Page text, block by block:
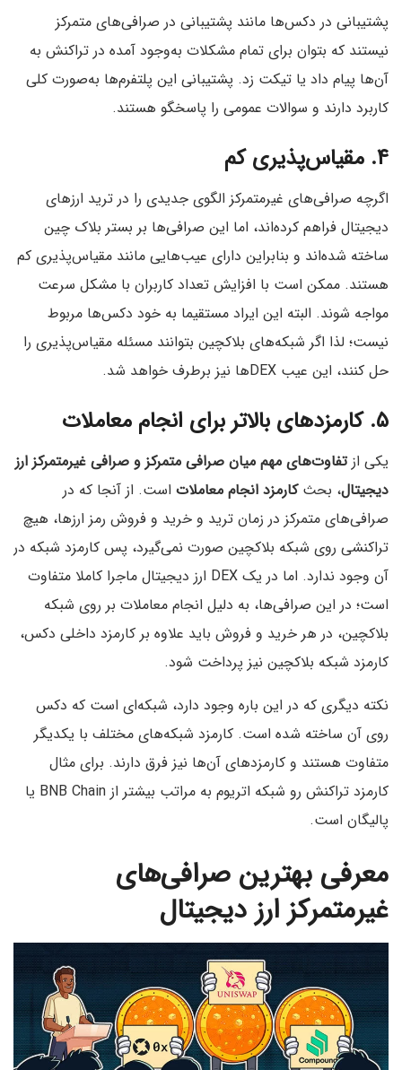
پشتیبانی در دکس‌ها مانند پشتیبانی در صرافی‌های متمرکز
نیستند که بتوان برای تمام مشکلات به‌وجود آمده در تراکنش به
آن‌ها پیام داد یا تیکت زد. پشتیبانی این پلتفرم‌ها به‌صورت کلی
کاربرد دارند و سوالات عمومی را پاسخگو هستند.
۴. مقیاس‌پذیری کم
اگرچه صرافی‌های غیر‌متمرکز الگوی جدیدی را در ترید ارز‌های
دیجیتال فراهم کرده‌اند، اما این صرافی‌ها بر بستر بلاک چین
ساخته شده‌اند و بنابراین دارای عیب‌هایی مانند مقیاس‌پذیری کم
هستند. ممکن است با افزایش تعداد کاربران با مشکل سرعت
مواجه شوند. البته این ایراد مستقیما به خود دکس‌ها مربوط
نیست؛ لذا اگر شبکه‌های بلاکچین بتوانند مسئله مقیاس‌پذیری را
حل کنند، این عیب DEXها نیز برطرف خواهد شد.
۵. کارمزدهای بالاتر برای انجام معاملات
یکی ازتفاوت‌های مهم میان صرافی متمرکز و صرافی غیرمتمرکز ارز
دیجیتال، بحثکارمزد انجام معاملات است. از آنجا که در
صرافی‌های متمرکز در زمان ترید و خرید و فروش رمز ارزها، هیچ
تراکنشی روی شبکه بلاکچین صورت نمی‌گیرد، پس کارمزد شبکه در
آن وجود ندارد. اما در یک DEX ارز دیجیتال ماجرا کاملا متفاوت
است؛ در این صرافی‌ها، به دلیل انجام معاملات بر روی شبکه
بلاکچین، در هر خرید و فروش باید علاوه بر کارمزد داخلی دکس،
کارمزد شبکه بلاکچین نیز پرداخت شود.
نکته دیگری که در این باره وجود دارد، شبکه‌ای است که دکس
روی آن ساخته شده است. کارمزد شبکه‌های مختلف با یکدیگر
متفاوت هستند و کارمزدهای آن‌ها نیز فرق دارند. برای مثال
کارمزد تراکنش رو شبکه اتریوم به مراتب بیشتر از BNB Chain یا
پالیگان است.
معرفی بهترین صرافی‌های
غیرمتمرکز ارز دیجیتال